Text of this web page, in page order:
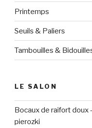
Printemps
Seuils & Paliers
Tambouilles &
LE SALON
Bocaux de raifort doux
pierozki